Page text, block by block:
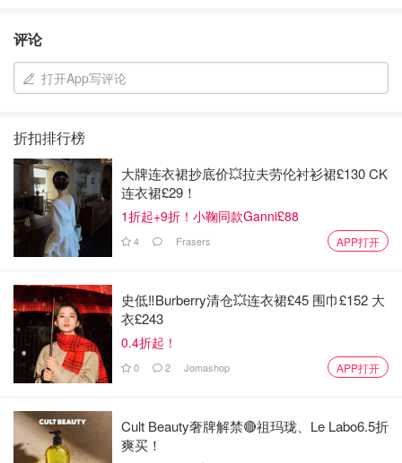
评论
打开App写评论
折扣排行榜
大牌连衣裙抄底价💥拉夫劳伦衬衫裙£130 CK
连衣裙£29！
1折起+9折！小鞠同款Ganni£88
4 Frasers APP打开
史低‼️Burberry清仓💥连衣裙£45 围巾£152 大
衣£243
0.4折起！
0 2 Jomashop APP打开
Cult Beauty奢牌解禁🔴祖玛珑、Le Labo6.5折
爽买！